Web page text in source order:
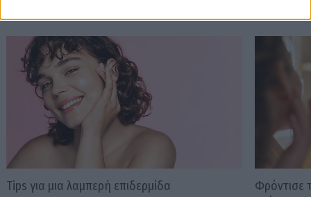
Tips για μια λαμπερή επιδερμίδα
Φρόντισε